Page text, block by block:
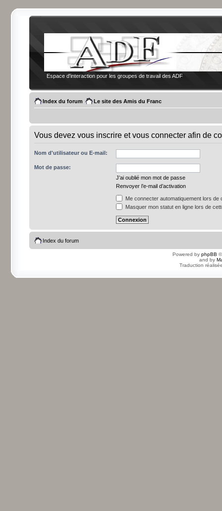
Espace d'interaction pour les groupes de travail des ADF
Index du forum Le site des Amis du Franc
Vous devez vous inscrire et vous connecter afin de
Nom d'utilisateur ou E-mail:
Mot de passe:
J’ai oublié mon mot de passe
Renvoyer l’e-mail d’activation
Me connecter automatiquement lors de
Masquer mon statut en ligne lors de
Index du forum
Powered by phpBB
and by
Traduction